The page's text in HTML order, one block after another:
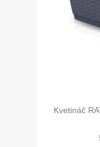
Kvetináč